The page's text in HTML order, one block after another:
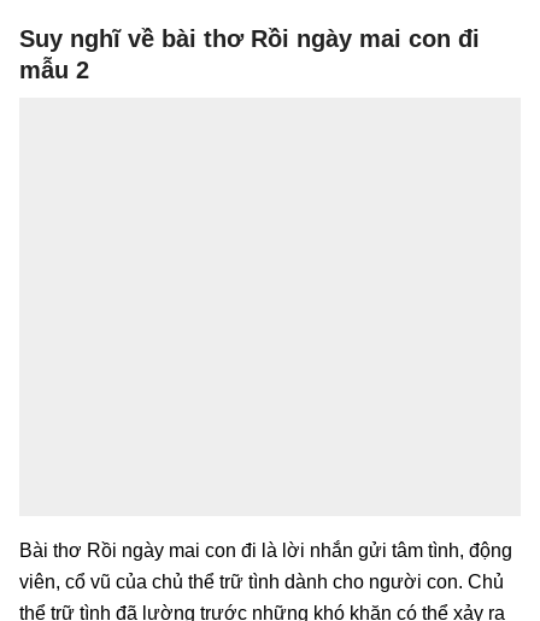
Suy nghĩ về bài thơ Rồi ngày mai con đi
mẫu 2
Bài thơ Rồi ngày mai con đi là lời nhắn gửi tâm tình, động
viên, cổ vũ của chủ thể trữ tình dành cho người con. Chủ
thể trữ tình đã lường trước những khó khăn có thể xảy ra